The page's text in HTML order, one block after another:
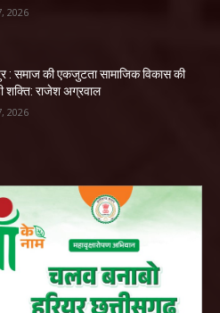
2026
: समाज की एकजुटता सामाजिक विकास की
शक्ति: राजेश अग्रवाल
2026